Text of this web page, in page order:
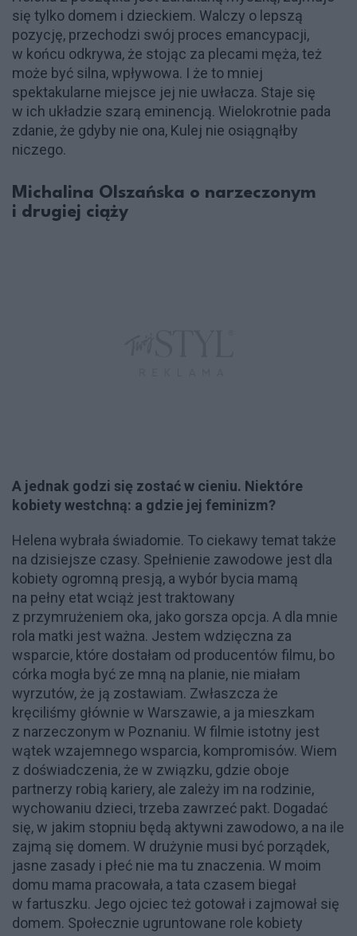
się tylko domem i dzieckiem. Walczy o lepszą
pozycję, przechodzi swój proces emancypacji,
w końcu odkrywa, że stojąc za plecami męża, też
może być silna, wpływowa. I że to mniej
spektakularne miejsce jej nie uwłacza. Staje się
w ich układzie szarą eminencją. Wielokrotnie pada
zdanie, że gdyby nie ona, Kulej nie osiągnąłby
niczego.
Michalina Olszańska o narzeczonym
i drugiej ciąży
A jednak godzi się zostać w cieniu. Niektóre
kobiety westchną: a gdzie jej feminizm?
Helena wybrała świadomie. To ciekawy temat także
na dzisiejsze czasy. Spełnienie zawodowe jest dla
kobiety ogromną presją, a wybór bycia mamą
na pełny etat wciąż jest traktowany
z przymrużeniem oka, jako gorsza opcja. A dla mnie
rola matki jest ważna. Jestem wdzięczna za
wsparcie, które dostałam od producentów filmu, bo
córka mogła być ze mną na planie, nie miałam
wyrzutów, że ją zostawiam. Zwłaszcza że
kręciliśmy głównie w Warszawie, a ja mieszkam
z narzeczonym w Poznaniu. W filmie istotny jest
wątek wzajemnego wsparcia, kompromisów. Wiem
z doświadczenia, że w związku, gdzie oboje
partnerzy robią kariery, ale zależy im na rodzinie,
wychowaniu dzieci, trzeba zawrzeć pakt. Dogadać
się, w jakim stopniu będą aktywni zawodowo, a na ile
zajmą się domem. W drużynie musi być porządek,
jasne zasady i płeć nie ma tu znaczenia. W moim
domu mama pracowała, a tata czasem biegał
w fartuszku. Jego ojciec też gotował i zajmował się
domem. Społecznie ugruntowane role kobiety